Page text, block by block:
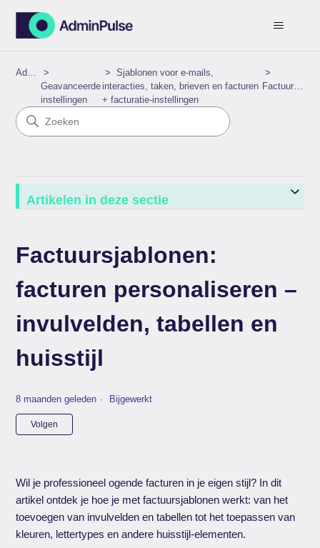
AdminPulse
Geavanceerde
instellingen
Sjablonen voor e‑mails,
interacties, taken, brieven en facturen
+ facturatie‑instellingen
Factuursjablonen
Artikelen in deze sectie
Factuursjablonen:
facturen personaliseren –
invulvelden, tabellen en
huisstijl
8 maanden geleden Bijgewerkt
Volgen
Wil je professioneel ogende facturen in je eigen stijl? In dit
artikel ontdek je hoe je met factuursjablonen werkt: van het
toevoegen van invulvelden en tabellen tot het toepassen van
kleuren, lettertypes en andere huisstijl-elementen.